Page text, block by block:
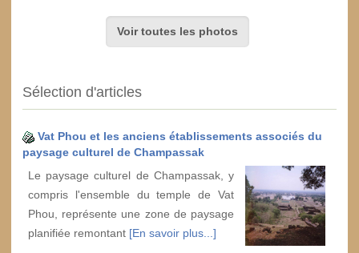
Voir toutes les photos
Sélection d'articles
Vat Phou et les anciens établissements associés du
paysage culturel de Champassak
Le paysage culturel de Champassak, y
compris l'ensemble du temple de Vat
Phou, représente une zone de paysage
planifiée remontant [En savoir plus...]